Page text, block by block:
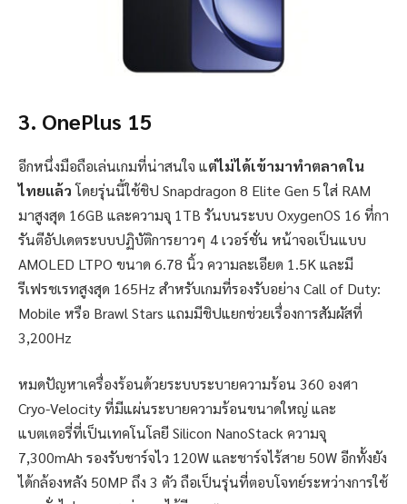
3. OnePlus 15
อีกหนึ่งมือถือเล่นเกมที่น่าสนใจ แต่ไม่ได้เข้ามาทำตลาดใน
ไทยแล้วโดยรุ่นนี้ใช้ชิป Snapdragon 8 Elite Gen 5 ใส่ RAM
มาสูงสุด 16GB และความจุ 1TB รันบนระบบ OxygenOS 16 ที่กา
รันตีอัปเดตระบบปฏิบัติการยาวๆ 4 เวอร์ชั่น หน้าจอเป็นแบบ
AMOLED LTPO ขนาด 6.78 นิ้ว ความละเอียด 1.5K และมี
รีเฟรชเรทสูงสุด 165Hz สำหรับเกมที่รองรับอย่าง Call of Duty:
Mobile หรือ Brawl Stars แถมมีชิปแยกช่วยเรื่องการสัมผัสที่
3,200Hz
หมดปัญหาเครื่องร้อนด้วยระบบระบายความร้อน 360 องศา
Cryo-Velocity ที่มีแผ่นระบายความร้อนขนาดใหญ่ และ
แบตเตอรี่ที่เป็นเทคโนโลยี Silicon NanoStack ความจุ
7,300mAh รองรับชาร์จไว 120W และชาร์จไร้สาย 50W อีกทั้งยัง
ได้กล้องหลัง 50MP ถึง 3 ตัว ถือเป็นรุ่นที่ตอบโจทย์ระหว่างการใช้